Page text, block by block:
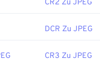
CR2 Zu JPEG
DCR Zu JPEG
CR3 Zu JPEG